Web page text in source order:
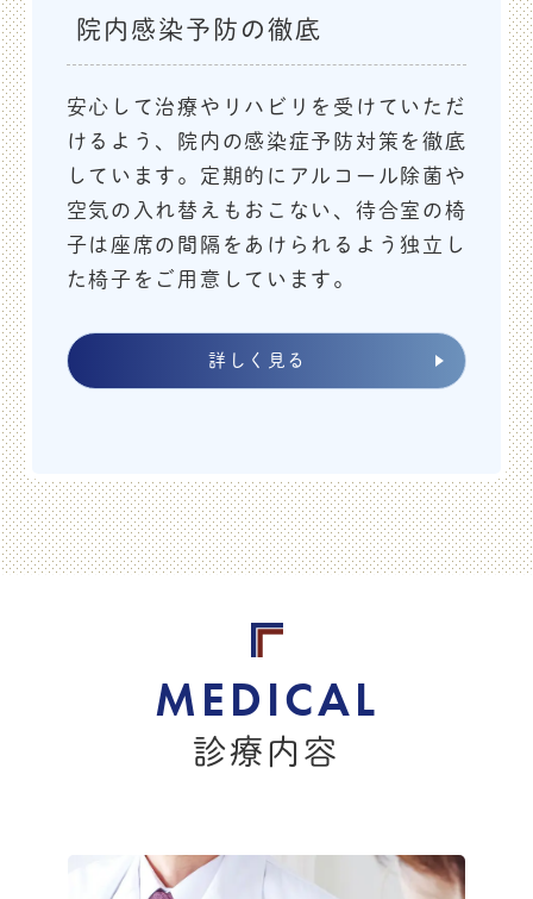
1/10院長講演と診療時間変更のお
知らせ
2025／1／10（金）13：30
より東灘区医師会
館にて、院長が東灘区区民健康講座の講演を行います。
療について～』
です。
お時間のある方は、ぜひお立ち寄り下さい。
付とさせて頂きます。
ご迷惑をお掛け致しますが、ご理解のほどよろしくお願
い申し上げます。
年末年始休診のお知らせ
2024年12月29日（日）午後診～2025年1
皆様にはご不便をおかけしますが、よろしくお願い致し
院内感染予防の徹底
安心して治療やリハビリを受けていただ
けるよう、院内の感染症予防対策を徹底
しています。定期的にアルコール除菌や
空気の入れ替えもおこない、待合室の椅
子は座席の間隔をあけられるよう独立し
た椅子をご用意しています。
詳しく見る
診療内容